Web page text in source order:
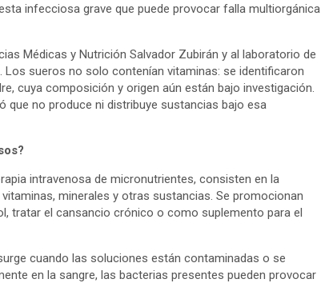
infecciosa grave que puede provocar falla multiorgánica
Médicas y Nutrición Salvador Zubirán y al laboratorio de
sueros no solo contenían vitaminas: se identificaron
cuya composición y origen aún están bajo investigación.
que no produce ni distribuye sustancias bajo esa
intravenosa de micronutrientes, consisten en la
minerales y otras sustancias. Se promocionan
tratar el cansancio crónico o como suplemento para el
cuando las soluciones están contaminadas o se
en la sangre, las bacterias presentes pueden provocar